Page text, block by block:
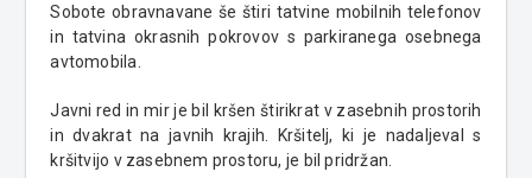
Sobote obravnavane še štiri tatvine mobilnih telefonov
in tatvina okrasnih pokrovov s parkiranega osebnega
avtomobila.
Javni red in mir je bil kršen štirikrat v zasebnih prostorih
in dvakrat na javnih krajih. Kršitelj, ki je nadaljeval s
kršitvijo v zasebnem prostoru, je bil pridržan.